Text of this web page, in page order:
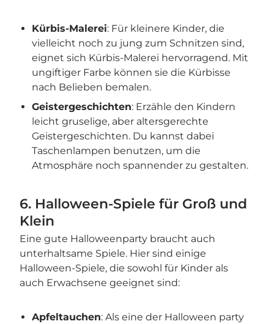
Kürbis-Malerei: Für kleinere Kinder, die
vielleicht noch zu jung zum Schnitzen sind,
eignet sich Kürbis-Malerei hervorragend. Mit
ungiftiger Farbe können sie die Kürbisse
nach Belieben bemalen.
Geistergeschichten: Erzähle den Kindern
leicht gruselige, aber altersgerechte
Geistergeschichten. Du kannst dabei
Taschenlampen benutzen, um die
Atmosphäre noch spannender zu gestalten.
6. Halloween-Spiele für Groß und
Klein
Eine gute Halloweenparty braucht auch
unterhaltsame Spiele. Hier sind einige
Halloween-Spiele, die sowohl für Kinder als
auch Erwachsene geeignet sind:
Apfeltauchen: Als eine der Halloween party